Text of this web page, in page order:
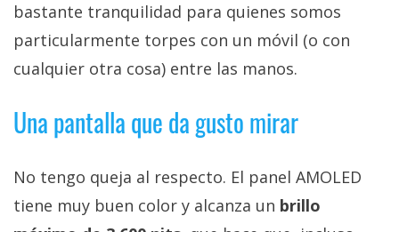
bastante tranquilidad para quienes somos
particularmente torpes con un móvil (o con
cualquier otra cosa) entre las manos.
Una pantalla que da gusto mirar
No tengo queja al respecto. El panel AMOLED
tiene muy buen color y alcanza un brillo